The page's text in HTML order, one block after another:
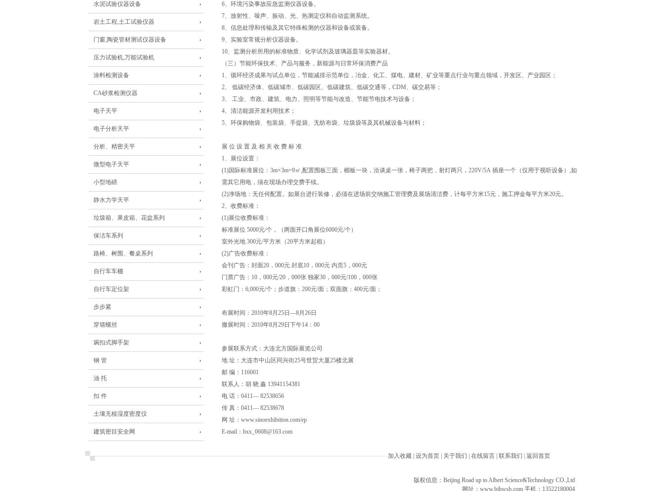
水泥试验仪器设备
岩土工程,土工试验仪器
门窗,陶瓷管材测试仪器设备
压力试验机,万能试验机
涂料检测设备
CA砂浆检测仪器
电子天平
电子分析天平
分析、精密天平
微型电子天平
小型地磅
静水力学天平
垃圾箱、果皮箱、花盆系列
保洁车系列
路椅、树围、餐桌系列
自行车车棚
自行车定位架
步步紧
穿墙螺丝
琬扣式脚手架
钢 管
油 托
扣 件
土壤无核湿度密度仪
建筑密目安全网
6、环境污染事故应急监测仪器设备。
7、放射性、噪声、振动、光、热测定仪和自动监测系统。
8、信息处理和传输及其它特殊检测的仪器和设备或装备。
9、实验室常规分析仪器设备。
10、监测分析所用的标准物质、化学试剂及玻璃器皿等实验器材。
（三）节能环保技术、产品与服务，新能源与日常环保消费产品
1、循环经济成果与试点单位，节能减排示范单位，冶金、化工、煤电、建材、矿业等重点行业与重点领域，开发区、产业园区；
2、 低碳经济体、低碳城市、低碳园区、低碳建筑、低碳交通等，CDM、碳交易等；
3、 工业、市政、建筑、电力、照明等节能与改造、节能节电技术与设备；
4、清洁能源开发利用技术；
5、环保购物袋、包装袋、手提袋、无纺布袋、垃圾袋等及其机械设备与材料；
展 位 设 置 及 相 关 收 费 标 准
1、展位设置：
(1)国际标准展位：3m×3m=9㎡,配置围板三面，楣板一块，洽谈桌一张，椅子两把，射灯两只，220V/5A 插座一个（仅用于视听设备）,如
需其它用电，须在现场办理交费手续。
(2)净场地：无任何配置。如展台进行装修，必须在进场前交纳施工管理费及展场清洁费，计每平方米15元，施工押金每平方米20元。
2、收费标准：
(1)展位收费标准：
标准展位 5000元/个，（两面开口角展位6000元/个）
室外光地 300元/平方米（20平方米起租）
(2)广告收费标准：
会刊广告：封面20，000元 封底10，000元 内页5，000元
门票广告：10，000元/20，000张 独家30，000元/100，000张
彩虹门：6,000元/个；步道旗：200元/面；双面旗：400元/面；
布展时间：2010年8月25日—8月26日
撤展时间：2010年8月29日下午14：00
参展联系方式：大连北方国际展览公司
地 址：大连市中山区同兴街25号世贸大厦25楼北展
邮 编：116001
联系人：胡 晓 鑫 13941154381
电 话：0411— 82538656
传 真：0411— 82538678
网 址：www.sinoexhibition.com/ep
E-mail：hxx_0608@163.com
加入收藏 设为首页 关于我们 在线留言 联系我们 返回首页
版权信息：Beijing Road up to Albert Science&Technology CO.,Ltd
网址： www.bjhwsb.com 手机：13522180004